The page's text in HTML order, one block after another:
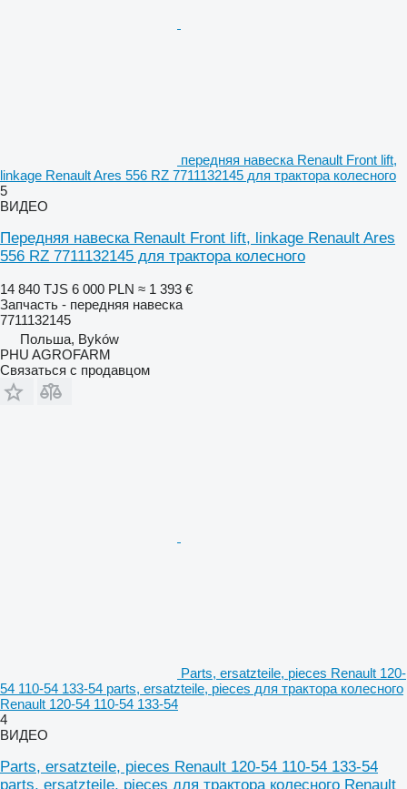
передняя навеска Renault Front lift,
linkage Renault Ares 556 RZ 7711132145 для трактора колесного
5
ВИДЕО
Передняя навеска Renault Front lift, linkage Renault Ares
556 RZ 7711132145 для трактора колесного
14 840 TJS 6 000 PLN ≈ 1 393 €
Запчасть - передняя навеска
7711132145
Польша, Byków
PHU AGROFARM
Связаться с продавцом
Parts, ersatzteile, pieces Renault 120-
54 110-54 133-54 parts, ersatzteile, pieces для трактора колесного
Renault 120-54 110-54 133-54
4
ВИДЕО
Parts, ersatzteile, pieces Renault 120-54 110-54 133-54
parts, ersatzteile, pieces для трактора колесного Renault